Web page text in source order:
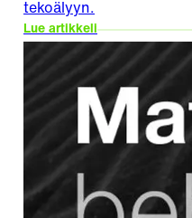
tekoälyyn.
Lue artikkeli